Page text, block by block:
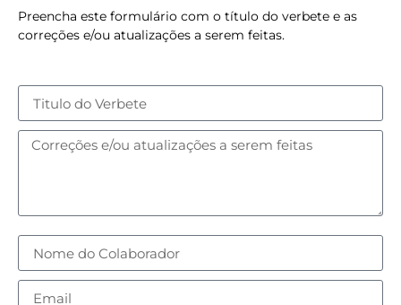
Preencha este formulário com o título do verbete e as
correções e/ou atualizações a serem feitas.